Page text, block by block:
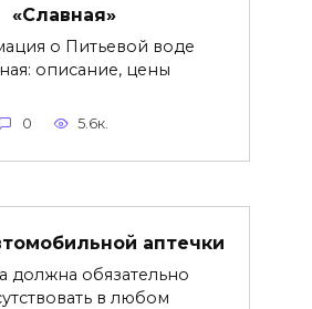
«Славная»
о Питьевой воде
описание, цены
0 5.6к.
аптечки
должна обязательно
в любом